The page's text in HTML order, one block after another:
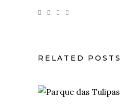
RELATED POSTS